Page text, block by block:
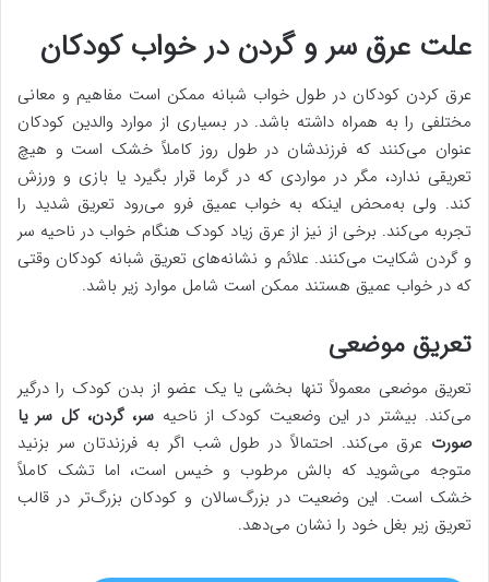
علت عرق سر و گردن در خواب کودکان
عرق کردن کودکان در طول خواب شبانه ممکن است مفاهیم و معانی
مختلفی را به همراه داشته باشد. در بسیاری از موارد والدین کودکان
عنوان می‌کنند که فرزندشان در طول روز کاملاً خشک است و هیچ
تعریقی ندارد، مگر در مواردی که در گرما قرار بگیرد یا بازی و ورزش
کند. ولی به‌محض اینکه به خواب عمیق فرو می‌رود تعریق شدید را
تجربه می‌کند. برخی از نیز از عرق زیاد کودک هنگام خواب در ناحیه سر
و گردن شکایت می‌کنند. علائم و نشانه‌های تعریق شبانه کودکان وقتی
که در خواب عمیق هستند ممکن است شامل موارد زیر باشد.
تعریق موضعی
تعریق موضعی معمولاً تنها بخشی یا یک عضو از بدن کودک را درگیر
می‌کند. بیشتر در این وضعیت کودک از ناحیه سر، گردن، کل سر یا
صورت عرق می‌کند. احتمالاً در طول شب اگر به فرزندتان سر بزنید
متوجه می‌شوید که بالش مرطوب و خیس است، اما تشک کاملاً
خشک است. این وضعیت در بزرگ‌سالان و کودکان بزرگ‌تر در قالب
تعریق زیر بغل خود را نشان می‌دهد.